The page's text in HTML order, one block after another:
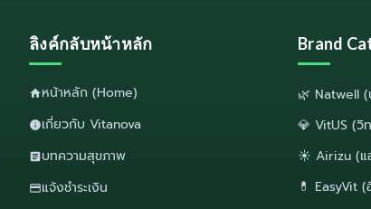
ลิงค์กลับหน้าหลัก
หน้าหลัก (Home)
เกี่ยวกับ Vitanova
บทความสุขภาพ
แจ้งชำระเงิน
Brand
🌿 Natwell (
💎 VitUS (วิ
☀️ Airizu (แ
💊 EasyVit